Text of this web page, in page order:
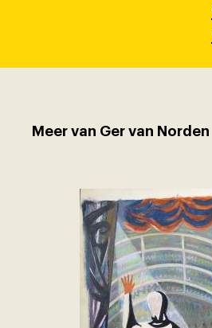
Meer van Ger van Norden